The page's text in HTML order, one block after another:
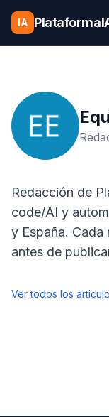
Saltar al contenido
IA
Redacción de
code/AI y
y España.
antes de
Ver todos los